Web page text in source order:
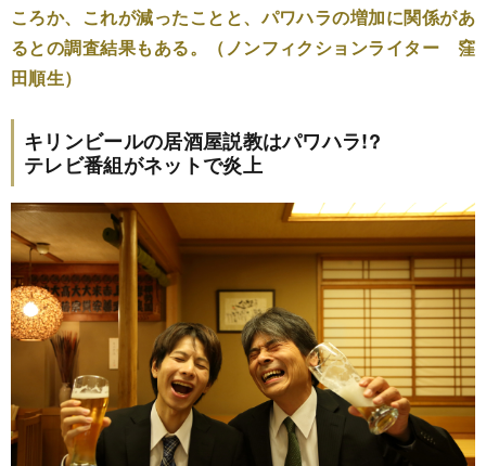
ころか、これが減ったことと、パワハラの増加に関係があ
るとの調査結果もある。（ノンフィクションライター 窪
田順生）
キリンビールの居酒屋説教はパワハラ!?
テレビ番組がネットで炎上